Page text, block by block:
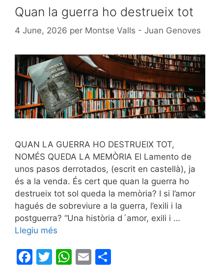
Quan la guerra ho destrueix tot
4 June, 2026 per Montse Valls - Juan Genoves
QUAN LA GUERRA HO DESTRUEIX TOT,
NOMÉS QUEDA LA MEMÒRIA El Lamento de
unos pasos derrotados, (escrit en castellà), ja
és a la venda. És cert que quan la guerra ho
destrueix tot sol queda la memòria? I si l’amor
hagués de sobreviure a la guerra, l’exili i la
postguerra? “Una història d´amor, exili i …
Llegiu més
F
T
W E